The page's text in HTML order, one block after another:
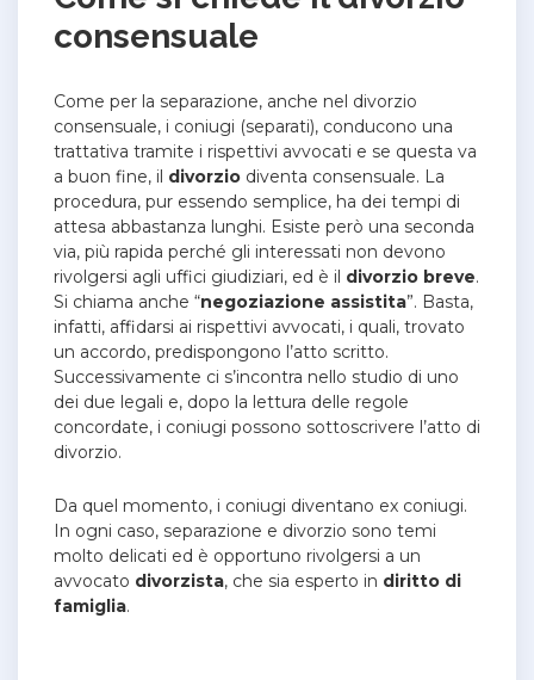
consensuale
Come per la separazione, anche nel divorzio
consensuale, i coniugi (separati), conducono una
trattativa tramite i rispettivi avvocati e se questa va
a buon fine, il divorzio diventa consensuale. La
procedura, pur essendo semplice, ha dei tempi di
attesa abbastanza lunghi. Esiste però una seconda
via, più rapida perché gli interessati non devono
rivolgersi agli uffici giudiziari, ed è il divorzio breve.
Si chiama anche “negoziazione assistita”. Basta,
infatti, affidarsi ai rispettivi avvocati, i quali, trovato
un accordo, predispongono l’atto scritto.
Successivamente ci s’incontra nello studio di uno
dei due legali e, dopo la lettura delle regole
concordate, i coniugi possono sottoscrivere l’atto di
divorzio.
Da quel momento, i coniugi diventano ex coniugi.
In ogni caso, separazione e divorzio sono temi
molto delicati ed è opportuno rivolgersi a un
avvocato divorzista, che sia esperto in diritto di
famiglia.